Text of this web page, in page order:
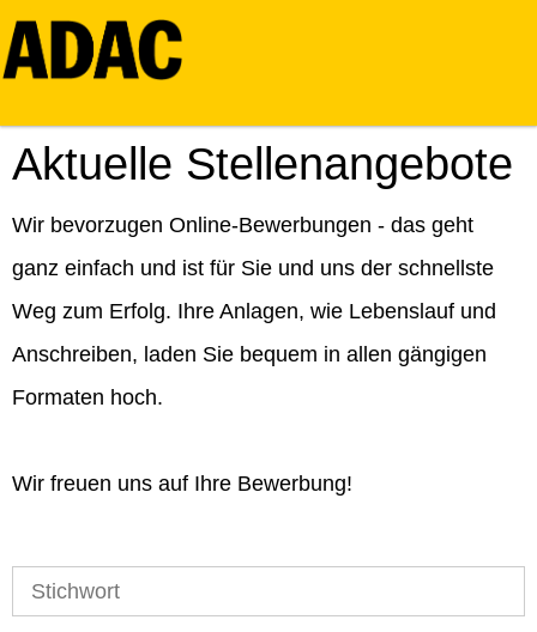
Aktuelle Stellenangebote
Wir bevorzugen Online-Bewerbungen - das geht
ganz einfach und ist für Sie und uns der schnellste
Weg zum Erfolg. Ihre Anlagen, wie Lebenslauf und
Anschreiben, laden Sie bequem in allen gängigen
Formaten hoch.
Wir freuen uns auf Ihre Bewerbung!